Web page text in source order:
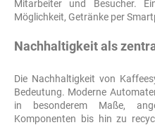
Mitarbeiter und Besucher.
Möglichkeit, Getränke per
Nachhaltigkeit als
Die Nachhaltigkeit von
Bedeutung. Moderne
in besonderem Maße,
Komponenten bis hin zu